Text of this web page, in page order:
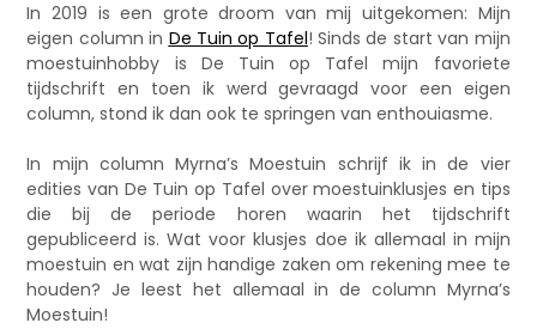
In 2019 is een grote droom van mij uitgekomen: Mijn
eigen column in De Tuin op Tafel! Sinds de start van mijn
moestuinhobby is De Tuin op Tafel mijn favoriete
tijdschrift en toen ik werd gevraagd voor een eigen
column, stond ik dan ook te springen van enthouiasme.
In mijn column Myrna’s Moestuin schrijf ik in de vier
edities van De Tuin op Tafel over moestuinklusjes en tips
die bij de periode horen waarin het tijdschrift
gepubliceerd is. Wat voor klusjes doe ik allemaal in mijn
moestuin en wat zijn handige zaken om rekening mee te
houden? Je leest het allemaal in de column Myrna’s
Moestuin!